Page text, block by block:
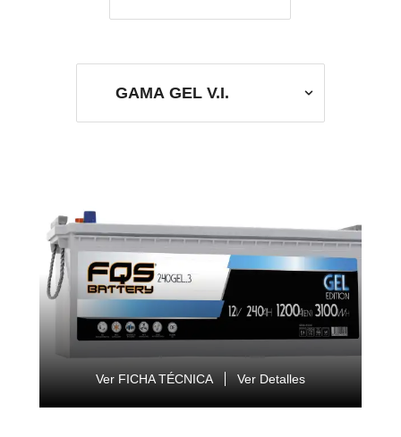
Ver FICHA TÉCNICA Ver Detalles